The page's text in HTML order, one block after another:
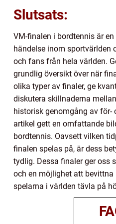
Slutsats:
VM-finalen i bordtennis är
händelse inom sportvärlden
och fans från hela världen.
grundlig översikt över när
olika typer av finaler, ge
diskutera skillnaderna
historisk genomgång av för-
artikel gett en omfattande
bordtennis. Oavsett vilken
finalen spelas på, är dess
tydlig. Dessa finaler ger oss
och en möjlighet att bevittna
spelarna i världen tävla på